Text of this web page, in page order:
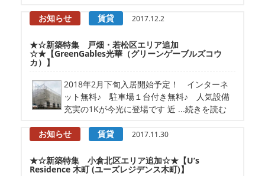
お知らせ 賃貸 2017.12.2
★☆新築特集 戸畑・若松区エリア追加
☆★【GreenGables光華（グリーンゲーブルズコウ
カ）】
2018年2月下旬入居開始予定！ インターネ
ット無料♪ 駐車場１台付き無料♪ 人気設備
充実の1Kが今光に登場です 近 ...続きを読む
お知らせ 賃貸 2017.11.30
★☆新築特集 小倉北区エリア追加☆★【U’s
Residence 木町 (ユーズレジデンス木町)】